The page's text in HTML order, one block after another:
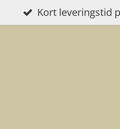
til
Kort leveringstid